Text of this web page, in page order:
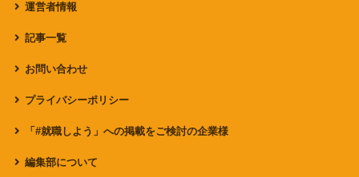
運営者情報
記事一覧
お問い合わせ
プライバシーポリシー
「#就職しよう」への掲載をご検討の企業様
編集部について